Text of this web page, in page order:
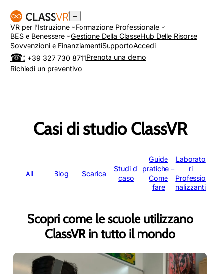
contenuto
–
VR per l’Istruzione
Formazione Professionale
BES e Benessere
Gestione Della ClasseHub Delle Risorse
Sovvenzioni e FinanziamentiSupportoAccedi
+39 327 730 8711Prenota una demo
Richiedi un preventivo
Casi di studio ClassVR
All Blog Scarica
Studi di
caso
Guide
pratiche –
Come
fare
Laborato
ri
Professio
nalizzanti
Scopri come le scuole utilizzano
ClassVR in tutto il mondo